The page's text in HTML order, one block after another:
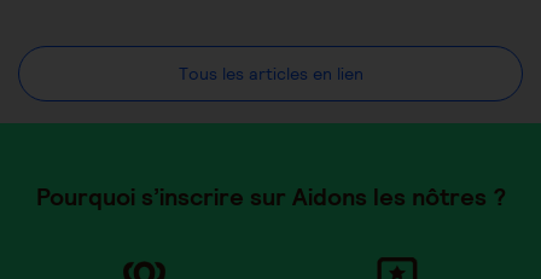
Tous les articles en lien
Pourquoi s’inscrire sur Aidons les nôtres ?